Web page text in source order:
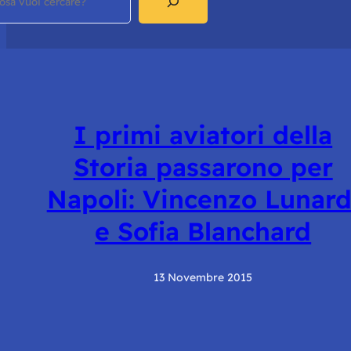
I primi aviatori della
Storia passarono per
Napoli: Vincenzo
e Sofia Blanchard
13 Novembre 2015